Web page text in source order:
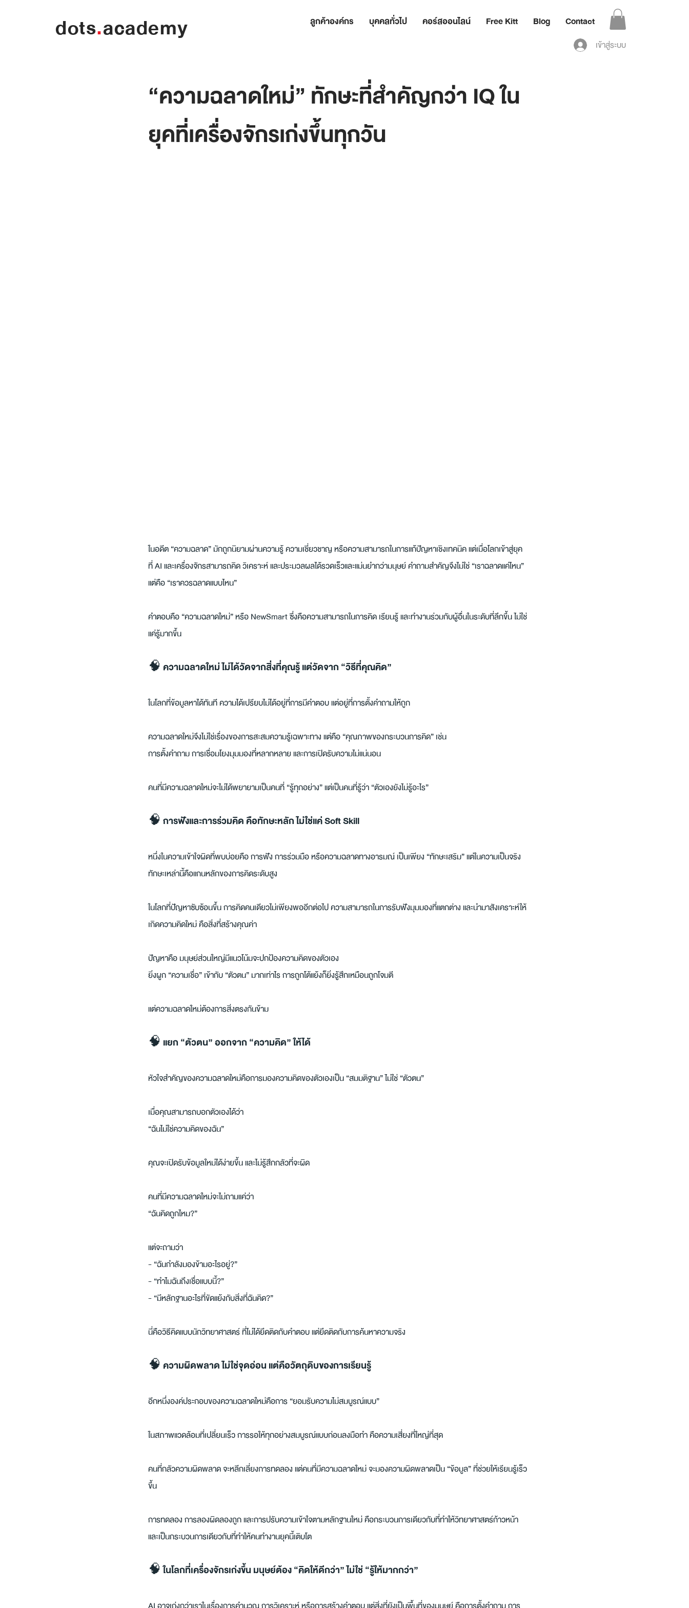
dots.academy ลูกค้าองค์กร บุคคลทั่วไป คอร์สออนไลน์ Free Kitt Blog Contact
เข้าสู่ระบบ
“ความฉลาดใหม่” ทักษะที่สำคัญกว่า IQ ใน
ยุคที่เครื่องจักรเก่งขึ้นทุกวัน
ในอดีต “ความฉลาด” มักถูกนิยามผ่านความรู้ ความเชี่ยวชาญ หรือความสามารถในการแก้ปัญหาเชิงเทคนิค แต่เมื่อโลกเข้าสู่ยุค
ที่ AI และเครื่องจักรสามารถคิด วิเคราะห์ และประมวลผลได้รวดเร็วและแม่นยำกว่ามนุษย์ คำถามสำคัญจึงไม่ใช่ “เราฉลาดแค่ไหน”
แต่คือ “เราควรฉลาดแบบไหน”
คำตอบคือ “ความฉลาดใหม่” หรือ NewSmart ซึ่งคือความสามารถในการคิด เรียนรู้ และทำงานร่วมกับผู้อื่นในระดับที่ลึกขึ้น ไม่ใช่
แค่รู้มากขึ้น
🧠 ความฉลาดใหม่ ไม่ได้วัดจากสิ่งที่คุณรู้ แต่วัดจาก “วิธีที่คุณคิด”
ในโลกที่ข้อมูลหาได้ทันที ความได้เปรียบไม่ได้อยู่ที่การมีคำตอบ แต่อยู่ที่การตั้งคำถามให้ถูก
ความฉลาดใหม่จึงไม่ใช่เรื่องของการสะสมความรู้เฉพาะทาง แต่คือ “คุณภาพของกระบวนการคิด” เช่น
การตั้งคำถาม การเชื่อมโยงมุมมองที่หลากหลาย และการเปิดรับความไม่แน่นอน
คนที่มีความฉลาดใหม่จะไม่ได้พยายามเป็นคนที่ “รู้ทุกอย่าง” แต่เป็นคนที่รู้ว่า “ตัวเองยังไม่รู้อะไร”
🧠 การฟังและการร่วมคิด คือทักษะหลัก ไม่ใช่แค่ Soft Skill
หนึ่งในความเข้าใจผิดที่พบบ่อยคือ การฟัง การร่วมมือ หรือความฉลาดทางอารมณ์ เป็นเพียง “ทักษะเสริม” แต่ในความเป็นจริง
ทักษะเหล่านี้คือแกนหลักของการคิดระดับสูง
ในโลกที่ปัญหาซับซ้อนขึ้น การคิดคนเดียวไม่เพียงพออีกต่อไป ความสามารถในการรับฟังมุมมองที่แตกต่าง และนำมาสังเคราะห์ให้
เกิดความคิดใหม่ คือสิ่งที่สร้างคุณค่า
ปัญหาคือ มนุษย์ส่วนใหญ่มีแนวโน้มจะปกป้องความคิดของตัวเอง
ยิ่งผูก “ความเชื่อ” เข้ากับ “ตัวตน” มากเท่าไร การถูกโต้แย้งก็ยิ่งรู้สึกเหมือนถูกโจมตี
แต่ความฉลาดใหม่ต้องการสิ่งตรงกันข้าม
🧠 แยก “ตัวตน” ออกจาก “ความคิด” ให้ได้
หัวใจสำคัญของความฉลาดใหม่คือการมองความคิดของตัวเองเป็น “สมมติฐาน” ไม่ใช่ “ตัวตน”
เมื่อคุณสามารถบอกตัวเองได้ว่า
“ฉันไม่ใช่ความคิดของฉัน”
คุณจะเปิดรับข้อมูลใหม่ได้ง่ายขึ้น และไม่รู้สึกกลัวที่จะผิด
คนที่มีความฉลาดใหม่จะไม่ถามแค่ว่า
“ฉันคิดถูกไหม?”
แต่จะถามว่า
- “ฉันกำลังมองข้ามอะไรอยู่?”
- “ทำไมฉันถึงเชื่อแบบนี้?”
- “มีหลักฐานอะไรที่ขัดแย้งกับสิ่งที่ฉันคิด?”
นี่คือวิธีคิดแบบนักวิทยาศาสตร์ ที่ไม่ได้ยึดติดกับคำตอบ แต่ยึดติดกับการค้นหาความจริง
🧠 ความผิดพลาด ไม่ใช่จุดอ่อน แต่คือวัตถุดิบของการเรียนรู้
อีกหนึ่งองค์ประกอบของความฉลาดใหม่คือการ “ยอมรับความไม่สมบูรณ์แบบ”
ในสภาพแวดล้อมที่เปลี่ยนเร็ว การรอให้ทุกอย่างสมบูรณ์แบบก่อนลงมือทำ คือความเสี่ยงที่ใหญ่ที่สุด
คนที่กลัวความผิดพลาด จะหลีกเลี่ยงการทดลอง แต่คนที่มีความฉลาดใหม่ จะมองความผิดพลาดเป็น “ข้อมูล” ที่ช่วยให้เรียนรู้เร็ว
ขึ้น
การทดลอง การลองผิดลองถูก และการปรับความเข้าใจตามหลักฐานใหม่ คือกระบวนการเดียวกับที่ทำให้วิทยาศาสตร์ก้าวหน้า
และเป็นกระบวนการเดียวกับที่ทำให้คนทำงานยุคนี้เติบโต
🧠 ในโลกที่เครื่องจักรเก่งขึ้น มนุษย์ต้อง “คิดให้ดีกว่า” ไม่ใช่ “รู้ให้มากกว่า”